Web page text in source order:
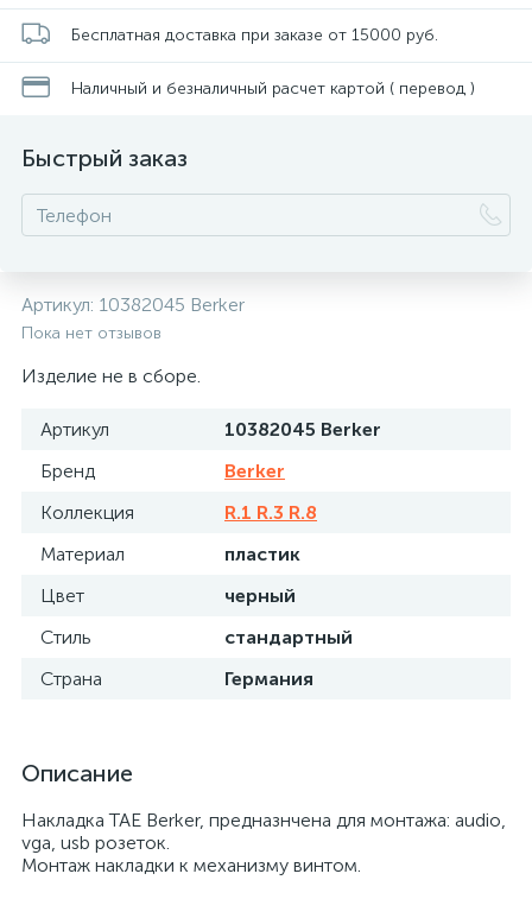
Бесплатная доставка при заказе от 15000 руб.
Наличный и безналичный расчет картой ( перевод )
Быстрый заказ
Артикул: 10382045 Berker
Пока нет отзывов
Изделие не в сборе.
Артикул
10382045 Berker
Бренд
Berker
Коллекция
R.1 R.3 R.8
Материал
пластик
Цвет
черный
Стиль
стандартный
Страна
Германия
Описание
Накладка TAE Berker, предназнчена для монтажа: audio,
vga, usb розеток.
Монтаж накладки к механизму винтом.